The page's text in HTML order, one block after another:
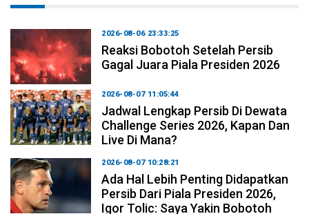
2026-08-06 23:33:25
Reaksi Bobotoh Setelah Persib
Gagal Juara Piala Presiden 2026
2026-08-07 11:05:44
Jadwal Lengkap Persib Di Dewata
Challenge Series 2026, Kapan Dan
Live Di Mana?
2026-08-07 10:28:21
Ada Hal Lebih Penting Didapatkan
Persib Dari Piala Presiden 2026,
Igor Tolic: Saya Yakin Bobotoh